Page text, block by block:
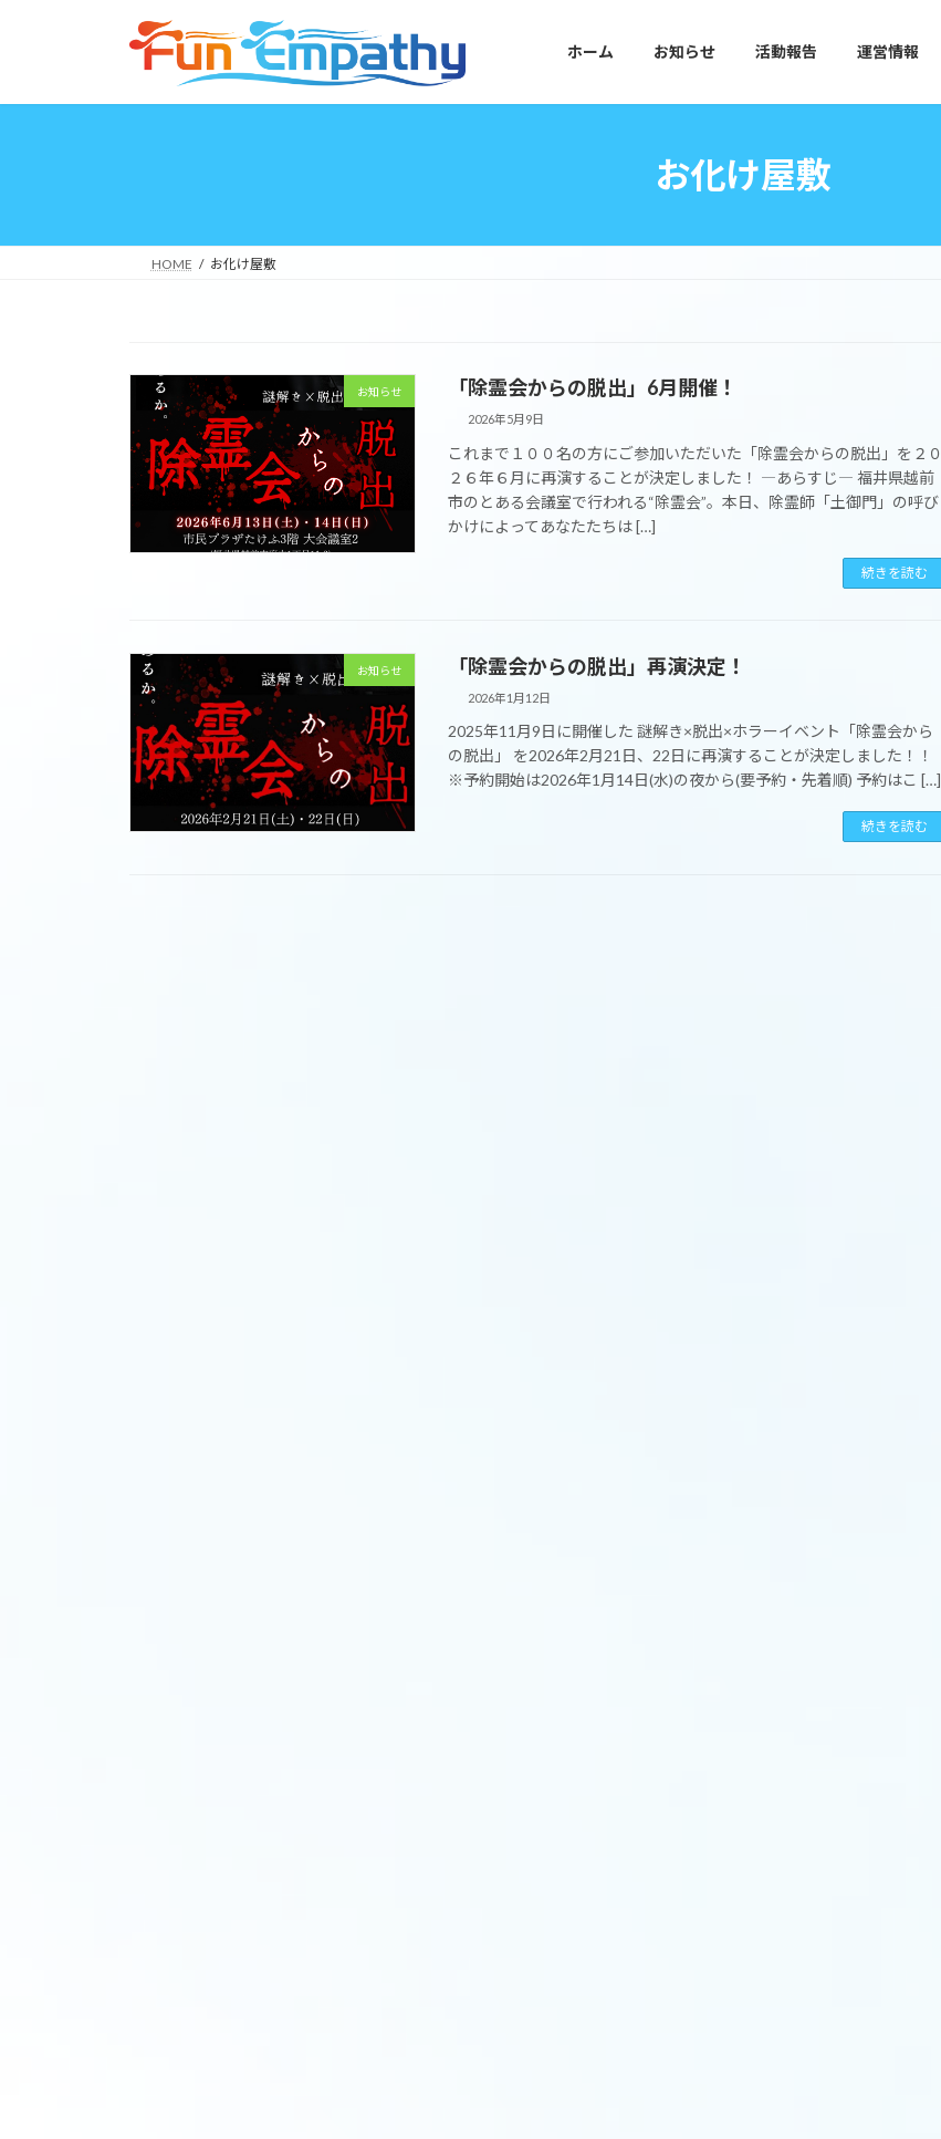
プ
動
ホーム お知らせ 活動報告 運営情報
お化け屋敷
HOME お化け屋敷
お知らせ 「除霊会からの脱出」6月開催！
2026年5月9日
これまで１００名の方にご参加いただいた「除霊会からの脱出」を２０
２６年６月に再演することが決定しました！ ―あらすじ― 福井県越前
市のとある会議室で行われる“除霊会”。本日、除霊師「土御門」の呼び
かけによってあなたたちは […]
続きを読む
お知らせ 「除霊会からの脱出」再演決定！
2026年1月12日
2025年11月9日に開催した 謎解き×脱出×ホラーイベント「除霊会から
の脱出」 を2026年2月21日、22日に再演することが決定しました！！
※予約開始は2026年1月14日(水)の夜から(要予約・先着順) 予約はこ […]
続きを読む